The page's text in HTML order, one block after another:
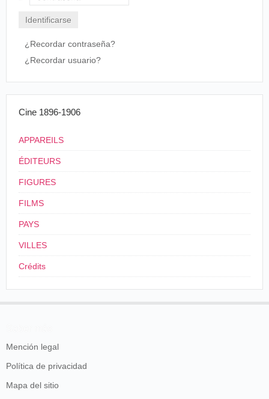
¿Recordar contraseña?
¿Recordar usuario?
Cine 1896-1906
APPAREILS
ÉDITEURS
FIGURES
FILMS
PAYS
VILLES
Crédits
Mención legal
Política de privacidad
Mapa del sitio